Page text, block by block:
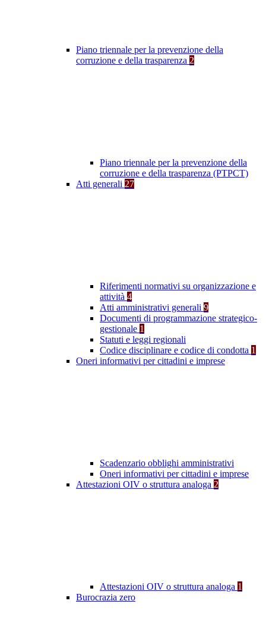
Piano triennale per la prevenzione della
corruzione e della trasparenza 2
Piano triennale per la prevenzione della
corruzione e della trasparenza (PTPCT)
Atti generali 27
Riferimenti normativi su organizzazione e
attività 4
Atti amministrativi generali 9
Documenti di programmazione strategico-
gestionale 1
Statuti e leggi regionali
Codice disciplinare e codice di condotta 1
Oneri informativi per cittadini e imprese
Scadenzario obblighi amministrativi
Oneri informativi per cittadini e imprese
Attestazioni OIV o struttura analoga 2
Attestazioni OIV o struttura analoga 1
Burocrazia zero